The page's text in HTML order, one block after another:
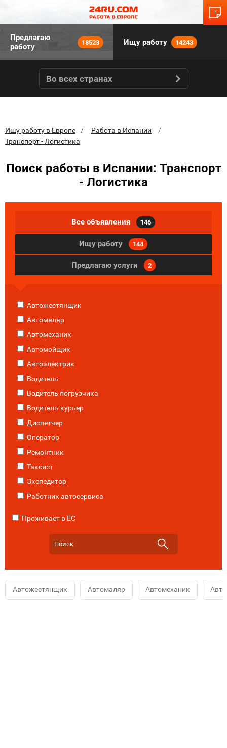
Предлагаю
работу
18523 Ищу работу 14243
Во всех странах
Ищу работу в Европе
Работа в Испании
Транспорт - Логистика
Поиск работы в Испании: Транспорт
- Логистика
Все объявления 146
Ищу работу 144
Предлагаю услуги 2
Автожестянщик
Автомаляр
Автомеханик
Автомойщик
Автоэлектрик
Водитель
Водитель погрузчика
Водитель-курьер
Диспетчер
Оператор
Ремонтник
Таксист
Экспедитор
Работник автосервиса
Проживает в ЕС
Автожестянщик Автомаляр Автомеханик